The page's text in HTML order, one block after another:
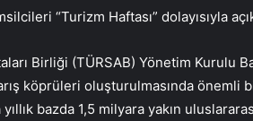
“Turizm Haftası” dolayısıyla
Birliği (TÜRSAB) Yönetim Kurulu
köprüleri oluşturulmasında önemli
bazda 1,5 milyara yakın